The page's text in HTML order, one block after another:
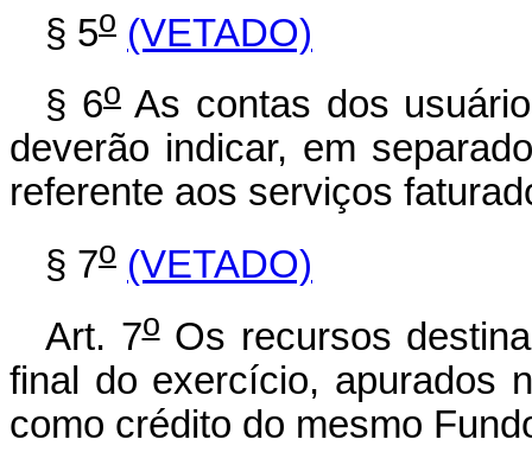
§ 5o (VETADO)
§ 6oAs contas dos
deverão indicar, em
referente aos serviços
§ 7o (VETADO)
Art. 7oOs recursos
final do exercício, apurados
como crédito do mesmo